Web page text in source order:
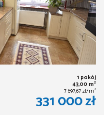
1 pokój
43,00 m2
7 697,67 zł/m2
331 000 zł